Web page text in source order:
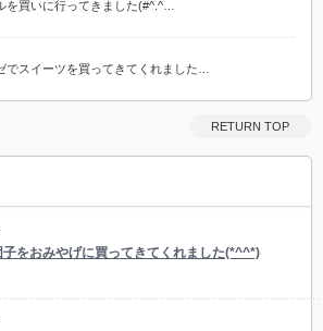
を買いに行ってきました(#^.^…
でスイーツを買ってきてくれました…
RETURN TOP
子をおみやげに買ってきてくれました(*^^*)